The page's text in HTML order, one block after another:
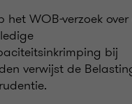
het WOB-verzoek over
bij
verwijst de